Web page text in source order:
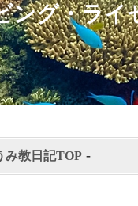
ング・ライ
み教日記TOP -